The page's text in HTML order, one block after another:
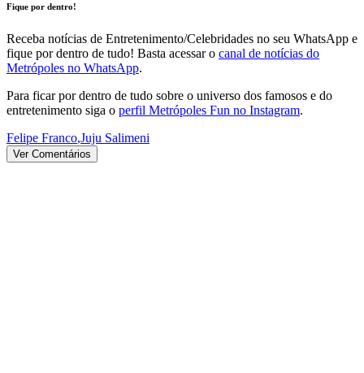
Fique por dentro!
Receba notícias de Entretenimento/Celebridades no seu WhatsApp e
fique por dentro de tudo! Basta acessar o canal de notícias do
Metrópoles no WhatsApp.
Para ficar por dentro de tudo sobre o universo dos famosos e do
entretenimento siga o perfil Metrópoles Fun no Instagram.
Felipe Franco,Juju Salimeni
Ver Comentários